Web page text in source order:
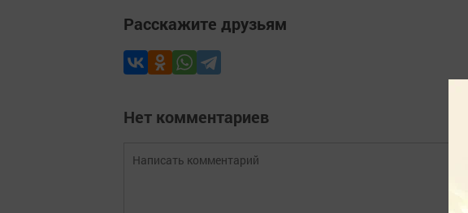
Расскажите друзьям
Нет комментариев